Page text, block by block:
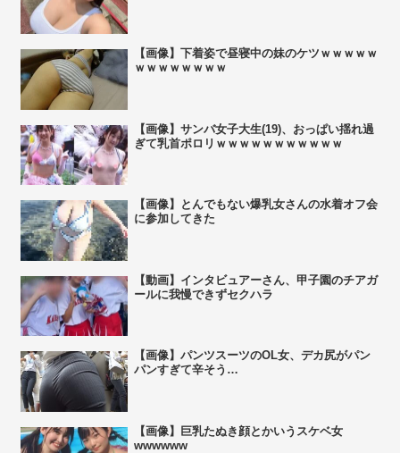
【画像】下着姿で昼寝中の妹のケツｗｗｗｗｗ
ｗｗｗｗｗｗｗｗ
【画像】サンバ女子大生(19)、おっぱい揺れ過
ぎて乳首ポロリｗｗｗｗｗｗｗｗｗｗｗ
【画像】とんでもない爆乳女さんの水着オフ会
に参加してきた
【動画】インタビュアーさん、甲子園のチアガ
ールに我慢できずセクハラ
【画像】パンツスーツのOL女、デカ尻がパン
パンすぎて辛そう…
【画像】巨乳たぬき顔とかいうスケベ女
wwwwww